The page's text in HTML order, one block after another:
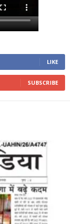
LIKE
SUBSCRIBE